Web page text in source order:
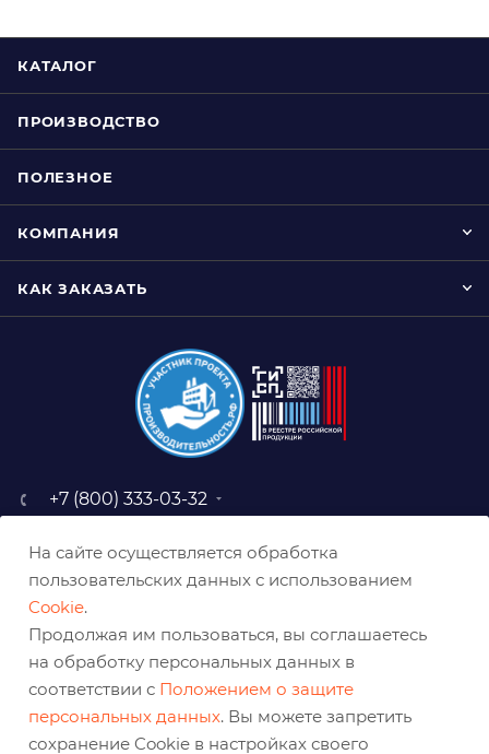
КАТАЛОГ
ПРОИЗВОДСТВО
ПОЛЕЗНОЕ
КОМПАНИЯ
КАК ЗАКАЗАТЬ
+7 (800) 333-03-32
baz@belabraziv.ru
308009, Россия, г. Белгород,
На сайте осуществляется обработка
пользовательских данных с использованием
Cookie.
Продолжая им пользоваться, вы соглашаетесь
на обработку персональных данных в
соответствии с Положением о защите
персональных данных. Вы можете запретить
сохранение Cookie в настройках своего